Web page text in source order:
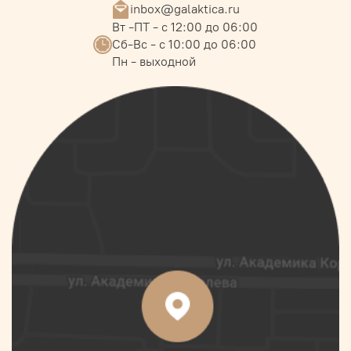
inbox@galaktica.ru
Вт -ПТ - с 12:00 до 06:00
Сб-Вс - с 10:00 до 06:00
Пн - выходной